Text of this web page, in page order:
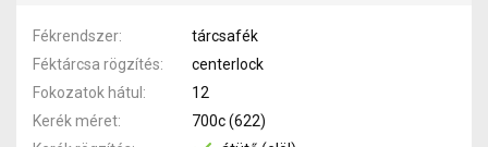
Fékrendszer
tárcsafék
Féktárcsa rögzítés
centerlock
Fokozatok hátul
12
Kerék méret
700c (622)